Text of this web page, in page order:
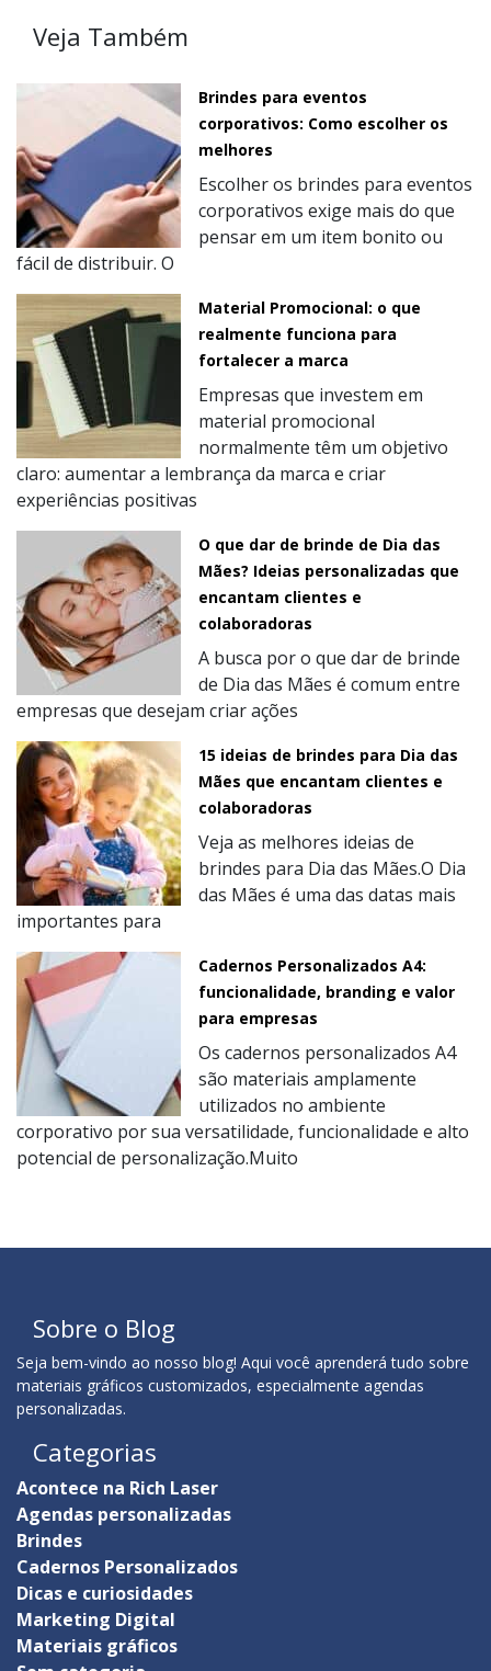
Veja Também
Brindes para eventos
corporativos: Como escolher os
melhores
Escolher os brindes para eventos
corporativos exige mais do que
pensar em um item bonito ou
fácil de distribuir. O
Material Promocional: o que
realmente funciona para
fortalecer a marca
Empresas que investem em
material promocional
normalmente têm um objetivo
claro: aumentar a lembrança da marca e criar
experiências positivas
O que dar de brinde de Dia das
Mães? Ideias personalizadas que
encantam clientes e
colaboradoras
A busca por o que dar de brinde
de Dia das Mães é comum entre
empresas que desejam criar ações
15 ideias de brindes para Dia das
Mães que encantam clientes e
colaboradoras
Veja as melhores ideias de
brindes para Dia das Mães.O Dia
das Mães é uma das datas mais
importantes para
Cadernos Personalizados A4:
funcionalidade, branding e valor
para empresas
Os cadernos personalizados A4
são materiais amplamente
utilizados no ambiente
corporativo por sua versatilidade, funcionalidade e alto
potencial de personalização.Muito
Sobre o Blog
Seja bem-vindo ao nosso blog! Aqui você aprenderá tudo sobre
materiais gráficos customizados, especialmente agendas
personalizadas.
Categorias
Acontece na Rich Laser
Agendas personalizadas
Brindes
Cadernos Personalizados
Dicas e curiosidades
Marketing Digital
Materiais gráficos